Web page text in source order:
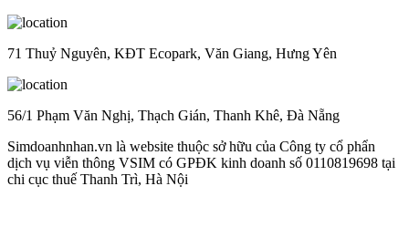
71 Thuỷ Nguyên, KĐT Ecopark, Văn Giang, Hưng Yên
56/1 Phạm Văn Nghị, Thạch Gián, Thanh Khê, Đà Nẵng
Simdoanhnhan.vn là website thuộc sở hữu của Công ty cổ phẩn
dịch vụ viễn thông VSIM có GPĐK kinh doanh số 0110819698 tại
chi cục thuế Thanh Trì, Hà Nội